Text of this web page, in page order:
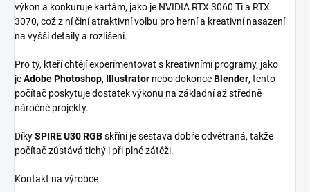
výkon a konkuruje kartám, jako je NVIDIA RTX 3060 Ti a RTX
3070, což z ní činí atraktivní volbu pro herní a kreativní nasazení
na vyšší detaily a rozlišení.
Pro ty, kteří chtějí experimentovat s kreativními programy, jako
jeAdobe Photoshop, Illustrator nebo dokonceBlender, tento
počítač poskytuje dostatek výkonu na základní až středně
náročné projekty.
DíkySPIRE U30 RGBskříni je sestava dobře odvětraná, takže
počítač zůstává tichý i při plné zátěži.
Kontakt na výrobce